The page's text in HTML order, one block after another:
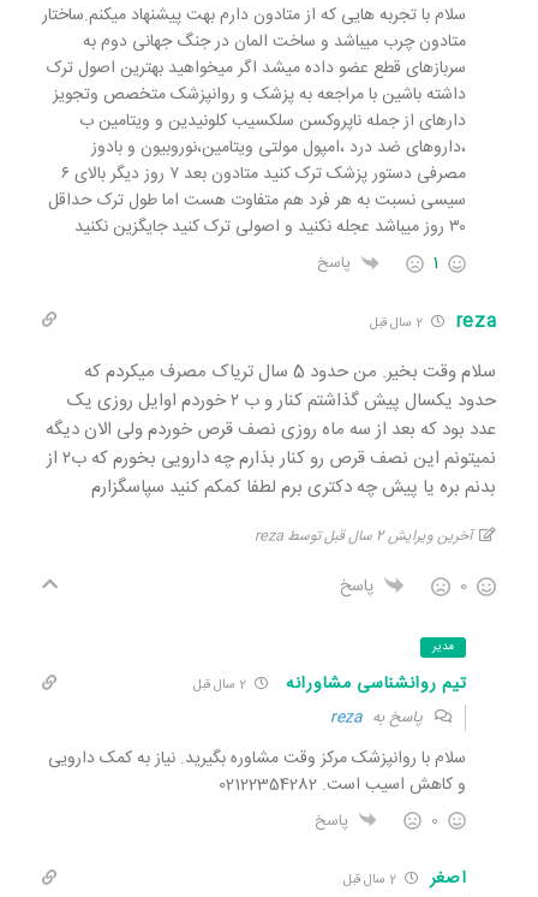
سلام با تجربه هایی که از متادون دارم بهت پیشنهاد میکنم.ساختار
متادون چرب میباشد و ساخت المان در جنگ جهانی دوم به
سربازهای قطع عضو داده میشد اگر میخواهید بهترین اصول ترک
داشته باشین با مراجعه به پزشک و روانپزشک متخصص وتجویز
دارهای از جمله ناپروکسن سلکسیب کلونیدین و ویتامین ب
،داروهای ضد درد ،امپول مولتی ویتامین،نوروبیون و بادوز
مصرفی دستور پزشک ترک کنید متادون بعد ۷ روز دیگر بالای ۶
سیسی نسبت به هر فرد هم متفاوت هست اما طول ترک حداقل
۳۰ روز میباشد عجله نکنید و اصولی ترک کنید جایگزین نکنید
1 پاسخ
reza 2 سال قبل
سلام وقت بخیر. من حدود 5 سال تریاک مصرف میکردم که
حدود یکسال پیش گذاشتم کنار و ب ۲ خوردم اوایل روزی یک
عدد بود که بعد از سه ماه روزی نصف قرص خوردم ولی الان دیگه
نمیتونم این نصف قرص رو کنار بذارم چه دارویی بخورم که ب۲ از
بدنم بره یا پیش چه دکتری برم لطفا کمکم کنید سپاسگزارم
آخرین ویرایش 2 سال قبل توسط reza
0 پاسخ
مدیر
تیم روانشناسی مشاورانه
پاسخ به reza
سلام با روانپزشک مرکز وقت مشاوره بگیرید. نیاز به کمک دارویی
و کاهش اسیب است. 02122354282
0 پاسخ
اصغر 2 سال قبل